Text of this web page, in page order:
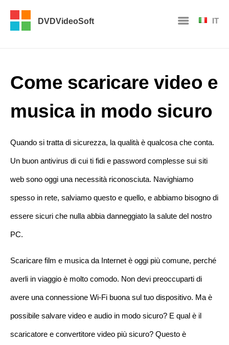
DVDVideoSoft IT
Come scaricare video e
musica in modo sicuro
Quando si tratta di sicurezza, la qualità è qualcosa che conta.
Un buon antivirus di cui ti fidi e password complesse sui siti
web sono oggi una necessità riconosciuta. Navighiamo
spesso in rete, salviamo questo e quello, e abbiamo bisogno di
essere sicuri che nulla abbia danneggiato la salute del nostro
PC.
Scaricare film e musica da Internet è oggi più comune, perché
averli in viaggio è molto comodo. Non devi preoccuparti di
avere una connessione Wi-Fi buona sul tuo dispositivo. Ma è
possibile salvare video e audio in modo sicuro? E qual è il
scaricatore e convertitore video più sicuro? Questo è